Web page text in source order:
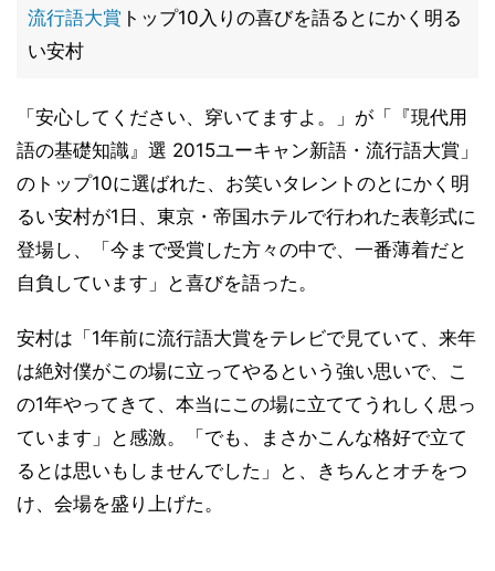
流行語大賞 トップ10入りの喜びを語るとにかく明る
い安村
「安心してください、穿いてますよ。」が「『現代用
語の基礎知識』選 2015ユーキャン新語・流行語大賞」
のトップ10に選ばれた、お笑いタレントのとにかく明
るい安村が1日、東京・帝国ホテルで行われた表彰式に
登場し、「今まで受賞した方々の中で、一番薄着だと
自負しています」と喜びを語った。
安村は「1年前に流行語大賞をテレビで見ていて、来年
は絶対僕がこの場に立ってやるという強い思いで、こ
の1年やってきて、本当にこの場に立ててうれしく思っ
ています」と感激。「でも、まさかこんな格好で立て
るとは思いもしませんでした」と、きちんとオチをつ
け、会場を盛り上げた。